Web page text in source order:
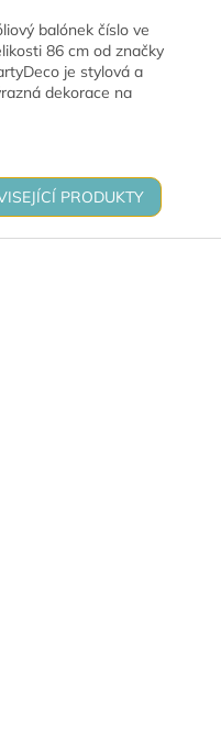
balónek číslo ve
86 cm od značky
je stylová a
dekorace na
PRODUKTY